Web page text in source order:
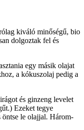
kiváló minőségű, bio
dolgoztak fel és
egy másik olajat
a kókuszolaj pedig a
és ginzeng levelet
Ezeket tegye
öntse le olajjal. Három-